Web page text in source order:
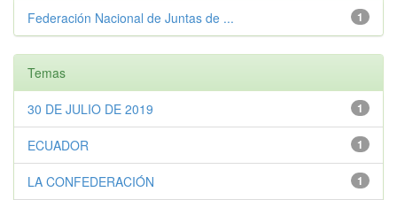
1
Federación Nacional de Juntas de ...
Temas
1
30 DE JULIO DE 2019
1
ECUADOR
1
LA CONFEDERACIÓN